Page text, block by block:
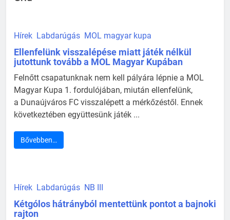
Hírek Labdarúgás MOL magyar kupa
Ellenfelünk visszalépése miatt játék nélkül
jutottunk tovább a MOL Magyar Kupában
Felnőtt csapatunknak nem kell pályára lépnie a MOL
Magyar Kupa 1. fordulójában, miután ellenfelünk,
a Dunaújváros FC visszalépett a mérkőzéstől. Ennek
következtében együttesünk játék ...
Bővebben…
Hírek Labdarúgás NB III
Kétgólos hátrányból mentettünk pontot a bajnoki
rajton